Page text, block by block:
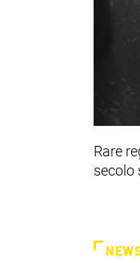
Rare
secolo